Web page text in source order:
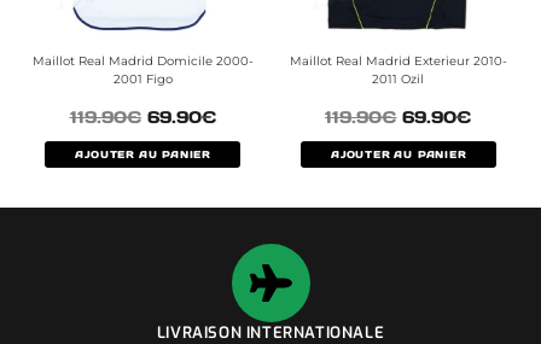
Maillot Real Madrid Domicile 2000-
2001 Figo
119.90€ 69.90€
AJOUTER AU PANIER
Maillot Real Madrid Exterieur 2010-
2011 Ozil
119.90€ 69.90€
AJOUTER AU PANIER
LIVRAISON INTERNATIONALE